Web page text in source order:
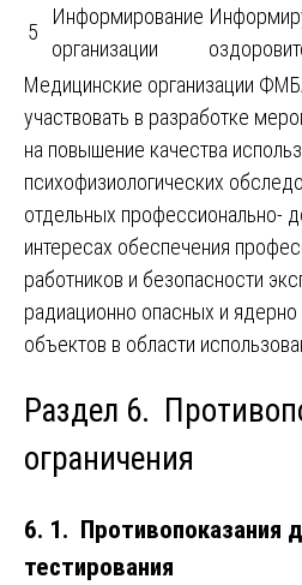
5
Информирование
организации
Медицинские организации
участвовать в разработке
на повышение качества
психофизиологических
отдельных профессионально-
интересах обеспечения
работников и безопасности
радиационно опасных и
объектов в области
Раздел 6.
ограничения
6. 1. Противопоказания
тестирования